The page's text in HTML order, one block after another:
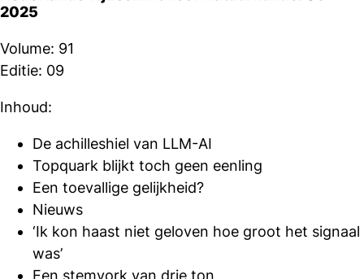
2025
Volume: 91
Editie: 09
Inhoud:
De achilleshiel van LLM-AI
Topquark blijkt toch geen eenling
Een toevallige gelijkheid?
Nieuws
‘Ik kon haast niet geloven hoe groot het signaal
was’